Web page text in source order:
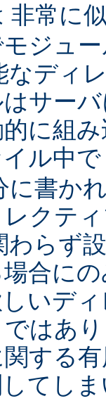
非常に
ジュ
なディ
サー
に組
イル中
に書か
クテ
わらず
合に
いデ
はあ
する
てし